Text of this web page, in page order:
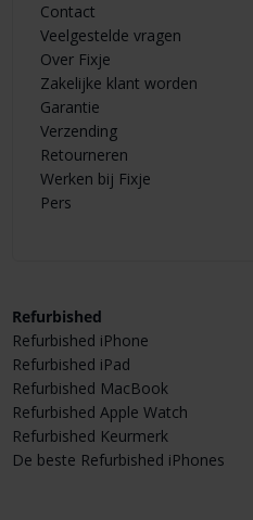
Contact
Veelgestelde vragen
Over Fixje
Zakelijke klant worden
Garantie
Verzending
Retourneren
Werken bij Fixje
Pers
Refurbished
Refurbished iPhone
Refurbished iPad
Refurbished MacBook
Refurbished Apple Watch
Refurbished Keurmerk
De beste Refurbished iPhones